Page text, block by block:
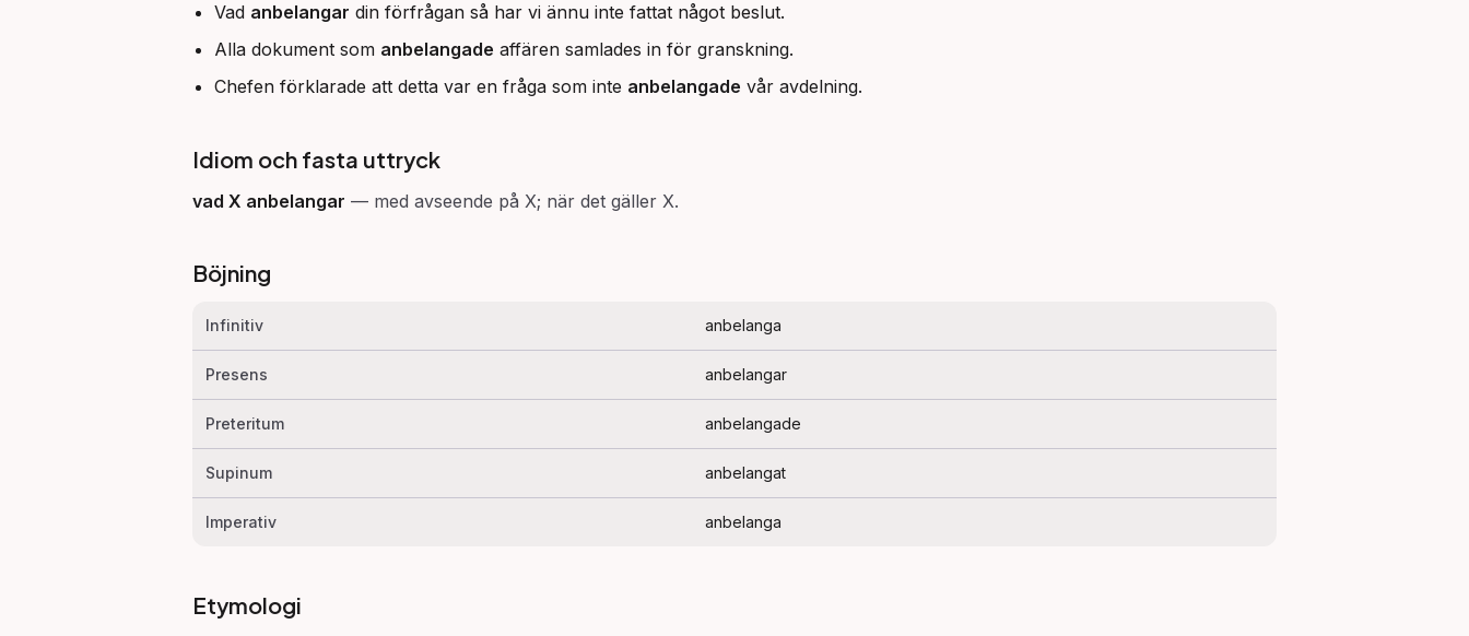
Vad anbelangar din förfrågan så har vi ännu inte fattat något beslut.
Alla dokument som anbelangade affären samlades in för granskning.
Chefen förklarade att detta var en fråga som inte anbelangade vår avdelning.
Idiom och fasta uttryck
vad X anbelangar — med avseende på X; när det gäller X.
Böjning
Infinitiv anbelanga
Presens anbelangar
Preteritum anbelangade
Supinum anbelangat
Imperativ anbelanga
Etymologi